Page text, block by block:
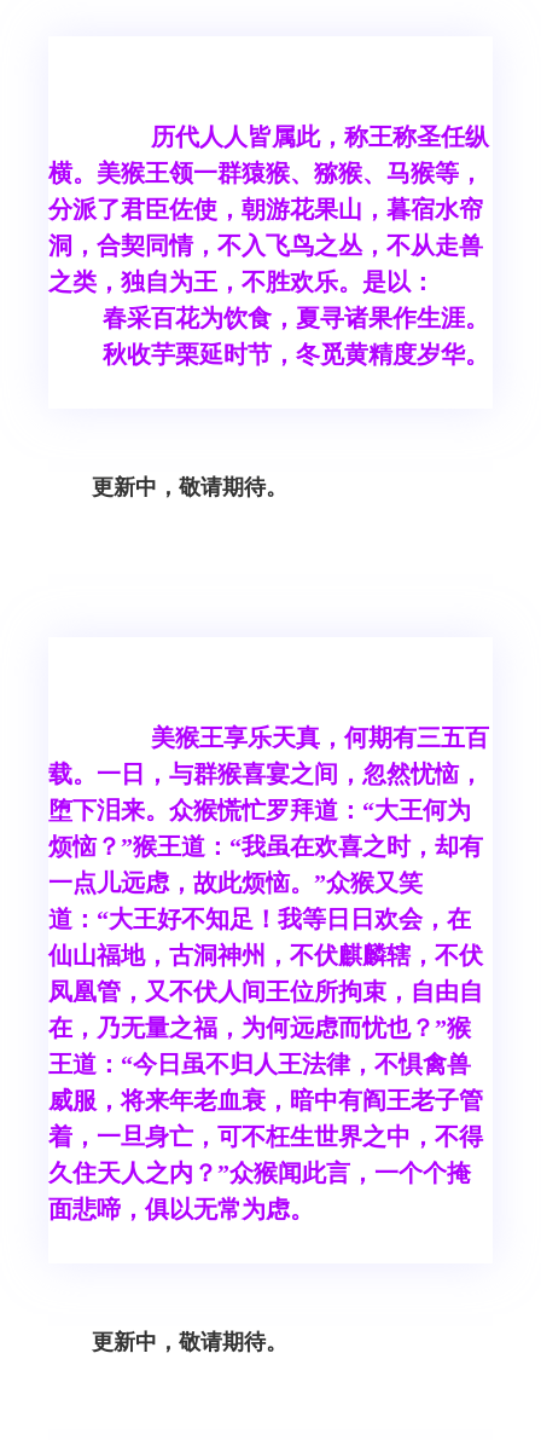
历代人人皆属此，称王称圣任纵
横。美猴王领一群猿猴、猕猴、马猴等，
分派了君臣佐使，朝游花果山，暮宿水帘
洞，合契同情，不入飞鸟之丛，不从走兽
之类，独自为王，不胜欢乐。是以：
春采百花为饮食，夏寻诸果作生涯。
秋收芋栗延时节，冬觅黄精度岁华。
更新中，敬请期待。
美猴王享乐天真，何期有三五百
载。一日，与群猴喜宴之间，忽然忧恼，
堕下泪来。众猴慌忙罗拜道：“大王何为
烦恼？”猴王道：“我虽在欢喜之时，却有
一点儿远虑，故此烦恼。”众猴又笑
道：“大王好不知足！我等日日欢会，在
仙山福地，古洞神州，不伏麒麟辖，不伏
凤凰管，又不伏人间王位所拘束，自由自
在，乃无量之福，为何远虑而忧也？”猴
王道：“今日虽不归人王法律，不惧禽兽
威服，将来年老血衰，暗中有阎王老子管
着，一旦身亡，可不枉生世界之中，不得
久住天人之内？”众猴闻此言，一个个掩
面悲啼，俱以无常为虑。
更新中，敬请期待。